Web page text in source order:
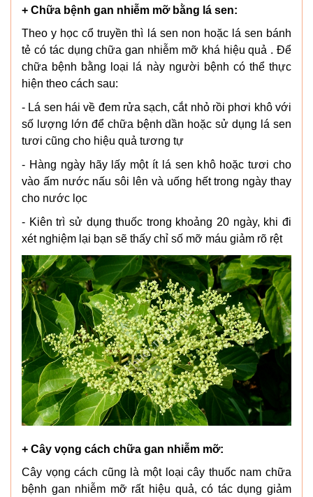
+ Chữa bệnh gan nhiễm mỡ bằng lá sen:
Theo y học cổ truyền thì lá sen non hoặc lá sen bánh
tẻ có tác dụng chữa gan nhiễm mỡ khá hiệu quả . Để
chữa bệnh bằng loại lá này người bệnh có thể thực
hiện theo cách sau:
- Lá sen hái về đem rửa sạch, cắt nhỏ rồi phơi khô với
số lượng lớn để chữa bệnh dần hoặc sử dụng lá sen
tươi cũng cho hiệu quả tương tự
- Hàng ngày hãy lấy một ít lá sen khô hoặc tươi cho
vào ấm nước nấu sôi lên và uống hết trong ngày thay
cho nước lọc
- Kiên trì sử dụng thuốc trong khoảng 20 ngày, khi đi
xét nghiệm lại bạn sẽ thấy chỉ số mỡ máu giảm rõ rệt
+ Cây vọng cách chữa gan nhiễm mỡ:
Cây vọng cách cũng là một loại cây thuốc nam chữa
bệnh gan nhiễm mỡ rất hiệu quả, có tác dụng giảm